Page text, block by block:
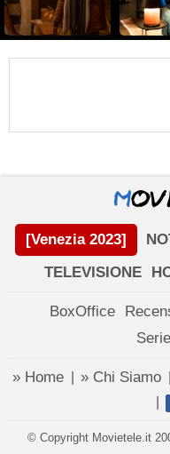
[Venezia 2023]
TELEVISIONE
BoxOffice
» Home » Chi Siamo
© Copyright Movietele.it